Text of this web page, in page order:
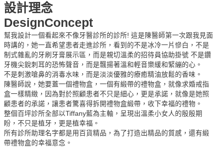
設計理念
DesignConcept
幫我設計一個看起來不像牙醫診所的診所! 這是陳醫師第一次跟我見面
時講的，她一直希望患者走進診所，看到的不是冰冷一片慘白，不是
制式雜亂的牙刷牙膏展示區，而是親切溫柔的招待員協助掛號 不是鑽
牙機尖銳刺耳的恐怖聲音，而是飄揚著溫和輕音樂緩和緊繃的心。
不是刺激嗆鼻的消毒水味，而是淡淡優雅的療癒精油放鬆的香味。
陳醫師說，她要蓋一個禮物盒，一個有緞帶的禮物盒，就像求婚戒指
盒一樣精緻，因為對於照顧患者不只是細心，更是承諾，就像是她照
顧患者的承諾，讓患者驚喜得拆開禮物盒緞帶，收下幸福的禮物。
整個百坪診所全部以Tiffany藍為主軸，呈現出溫柔小女人的殷殷期
盼，不只是植牙，更是植幸福。
所有診所助理名字都是用百貨精品，為了打造出精品的質感，還有緞
帶禮物盒的幸福意念。